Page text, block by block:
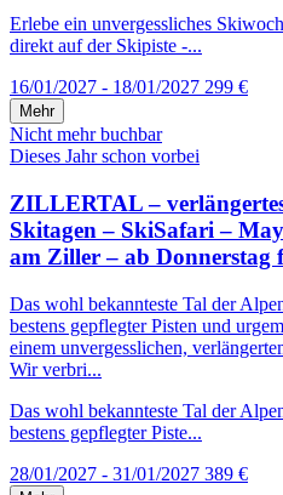
Erlebe ein unvergessliches
direkt auf der Skipiste -...
16/01/2027 - 18/01/2027 299 €
Mehr
Nicht mehr buchbar
Dieses Jahr schon vorbei
ZILLERTAL –
Skitagen – SkiSafari –
am Ziller – ab Donnerstag
Das wohl bekannteste Tal der
bestens gepflegter Pisten und
einem unvergesslichen,
Wir verbri...
Das wohl bekannteste Tal der
bestens gepflegter Piste...
28/01/2027 - 31/01/2027 389 €